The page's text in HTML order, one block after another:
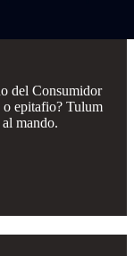
del Consumidor
epitafio? Tulum
mando.